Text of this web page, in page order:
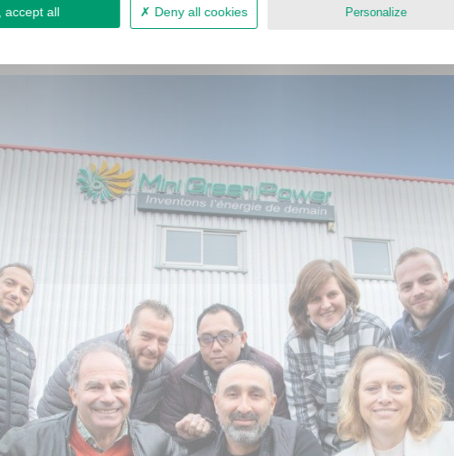
accept all Deny all cookies Personalize